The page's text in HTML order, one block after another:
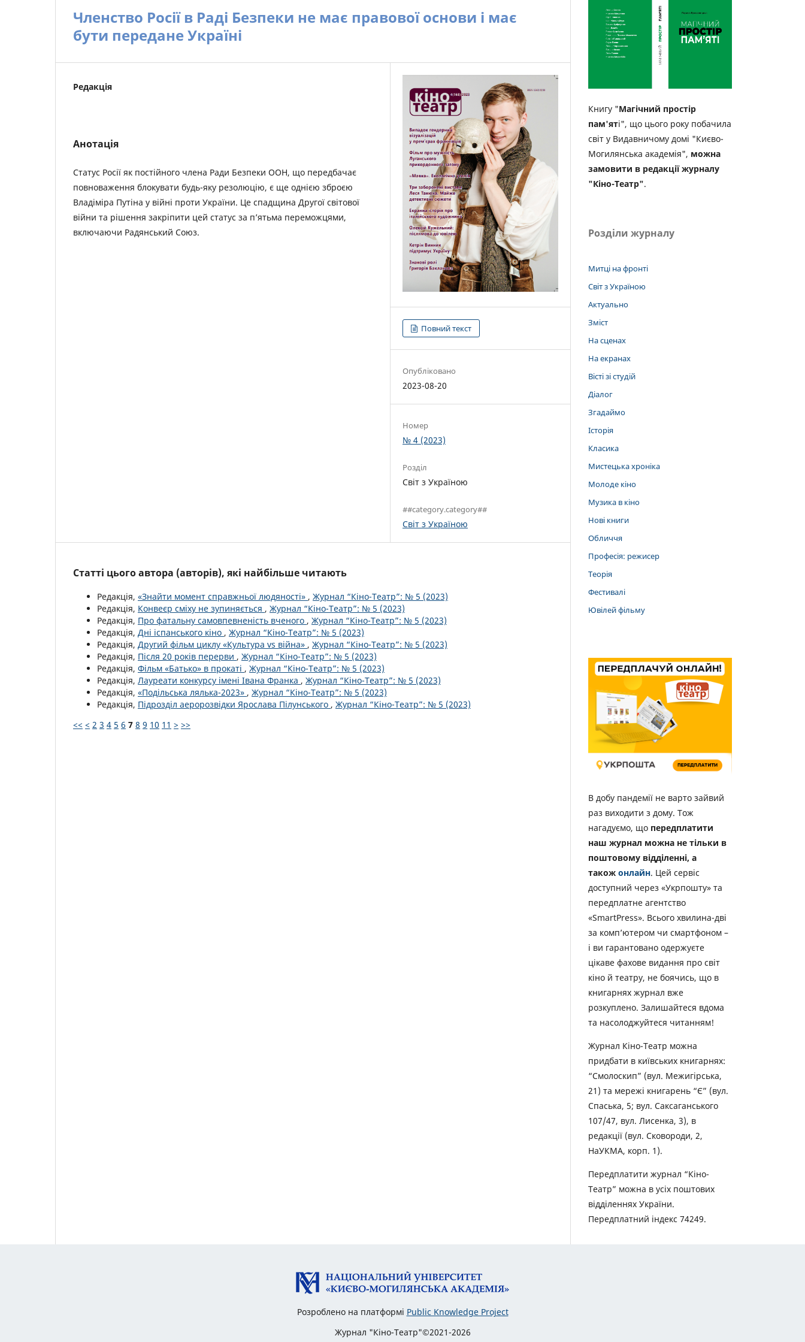
Членство Росії в Раді Безпеки не має правової основи і має
бути передане Україні
Редакція
Анотація
Статус Росії як постійного члена Ради Безпеки ООН, що передбачає
повноваження блокувати будь-яку резолюцію, є ще однією зброєю
Владіміра Путіна у війні проти України. Це спадщина Другої світової
війни та рішення закріпити цей статус за п’ятьма переможцями,
включаючи Радянський Союз.
Повний текст
Опубліковано
2023-08-20
Номер
№ 4 (2023)
Розділ
Світ з Україною
##category.category##
Світ з Україною
Статті цього автора (авторів), які найбільше читають
Редакція, «Знайти момент справжньої людяності» , Журнал “Кіно-Театр”: № 5 (2023)
Редакція, Конвеєр сміху не зупиняється , Журнал “Кіно-Театр”: № 5 (2023)
Редакція, Про фатальну самовпевненість вченого , Журнал “Кіно-Театр”: № 5 (2023)
Редакція, Дні іспанського кіно , Журнал “Кіно-Театр”: № 5 (2023)
Редакція, Другий фільм циклу «Культура vs війна» , Журнал “Кіно-Театр”: № 5 (2023)
Редакція, Після 20 років перерви , Журнал “Кіно-Театр”: № 5 (2023)
Редакція, Фільм «Батько» в прокаті , Журнал “Кіно-Театр”: № 5 (2023)
Редакція, Лауреати конкурсу імені Івана Франка , Журнал “Кіно-Театр”: № 5 (2023)
Редакція, «Подільська лялька-2023» , Журнал “Кіно-Театр”: № 5 (2023)
Редакція, Підрозділ аеророзвідки Ярослава Пілунського , Журнал “Кіно-Театр”: № 5 (2023)
<< < 2 3 4 5 6 7 8 9 10 11 > >>
Книгу "Магічний простір
пам'яті", що цього року побачила
світ у Видавничому домі "Києво-
Могилянська академія", можна
замовити в редакції журналу
"Кіно-Театр".
Розділи журналу
Митці на фронті
Світ з Україною
Актуально
Зміст
На сценах
На екранах
Вісті зі студій
Діалог
Згадаймо
Історія
Класика
Мистецька хроніка
Молоде кіно
Музика в кіно
Нові книги
Обличчя
Професія: режисер
Теорія
Фестивалі
Ювілей фільму
В добу пандемії не варто зайвий
раз виходити з дому. Тож
нагадуємо, що передплатити
наш журнал можна не тільки в
поштовому відділенні, а
також онлайн. Цей сервіс
доступний через «Укрпошту» та
передплатне агентство
«SmartPress». Всього хвилина-дві
за комп’ютером чи смартфоном –
і ви гарантовано одержуєте
цікаве фахове видання про світ
кіно й театру, не боячись, що в
книгарнях журнал вже
розкуплено. Залишайтеся вдома
та насолоджуйтеся читанням!
Журнал Кіно-Театр можна
придбати в київських книгарнях:
“Смолоскип” (вул. Межигірська,
21) та мережі книгарень “Є” (вул.
Спаська, 5; вул. Саксаганського
107/47, вул. Лисенка, 3), в
редакції (вул. Сковороди, 2,
НаУКМА, корп. 1).
Передплатити журнал “Кіно-
Театр” можна в усіх поштових
відділеннях України.
Передплатний індекс 74249.
Розроблено на платформі Public Knowledge Project
Журнал "Кіно-Театр"©2021-2026